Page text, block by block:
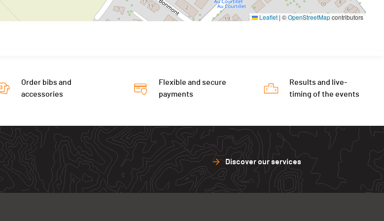
Leaflet | ©OpenStreetMapcontributors
Order bibs and
accessories
Flexible and secure
payments
Results and live-
timing of the events
Discover our services